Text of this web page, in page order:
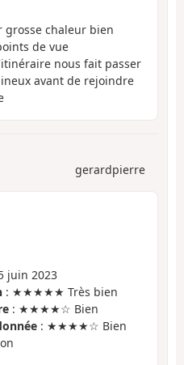
grosse chaleur bien
de vue
nous fait passer
avant de rejoindre
gerardpierre
juin 2023
: ★★★★★ Très bien
: ★★★★☆ Bien
: ★★★★☆ Bien